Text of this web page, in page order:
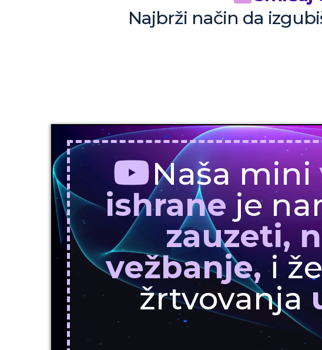
Najbrži način da
Naša mini
ishraneje
zauzeti,
vežbanje,i
žrtvovanja